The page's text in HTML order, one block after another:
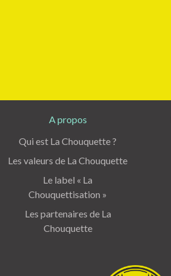
A propos
Qui est La Chouquette ?
Les valeurs de La Chouquette
Le label « La
Chouquettisation »
Les partenaires de La
Chouquette